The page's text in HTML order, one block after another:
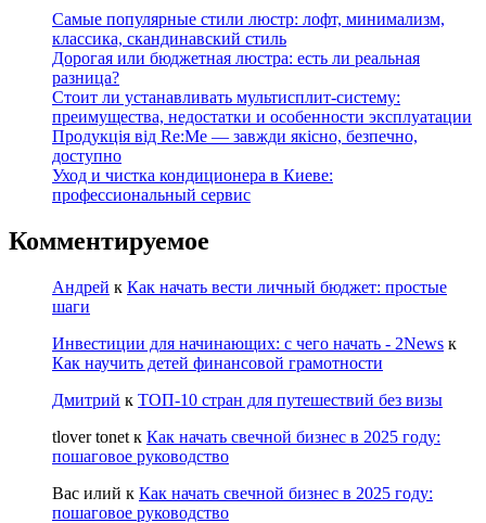
Самые популярные стили люстр: лофт, минимализм,
классика, скандинавский стиль
Дорогая или бюджетная люстра: есть ли реальная
разница?
Стоит ли устанавливать мультисплит-систему:
преимущества, недостатки и особенности эксплуатации
Продукція від Re:Me — завжди якісно, безпечно,
доступно
Уход и чистка кондиционера в Киеве:
профессиональный сервис
Комментируемое
Андрей к Как начать вести личный бюджет: простые
шаги
Инвестиции для начинающих: с чего начать - 2News к
Как научить детей финансовой грамотности
Дмитрий к ТОП-10 стран для путешествий без визы
tlover tonet к Как начать свечной бизнес в 2025 году:
пошаговое руководство
Вас илий к Как начать свечной бизнес в 2025 году:
пошаговое руководство